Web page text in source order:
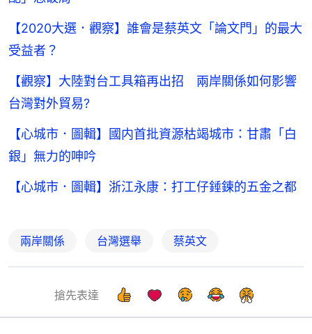
【2020大選．觀察】誰會是蔡英文「論文門」的最大
受益者？
【觀察】大陸對台工具箱再出招 兩岸關係如何影響
台灣對外貿易?
【心城市．圖輯】國内首批資源枯竭城市：甘肅「白
銀」無力的呻吟
【心城市．圖輯】浙江永康：打工仔錘鍊的五金之都
兩岸關係 台灣選舉 蔡英文
搶先表達